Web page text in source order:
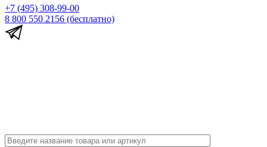
+7 (495) 308-99-00
8 800 550 2156 (бесплатно)